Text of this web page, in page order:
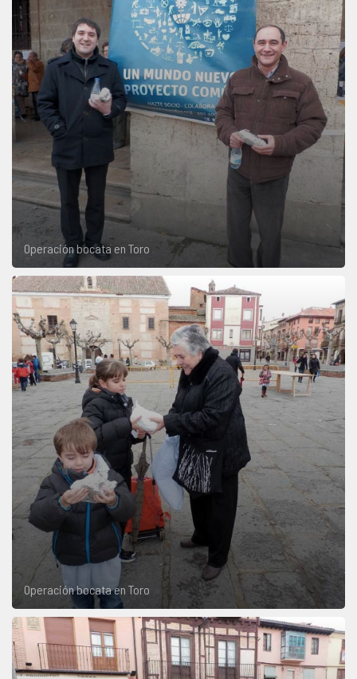
Operación bocata en Toro
Operación bocata en Toro